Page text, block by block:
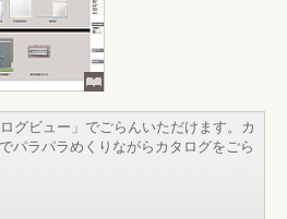
グビュー」でごらんいただけます。カ
パラパラめくりながらカタログをごら